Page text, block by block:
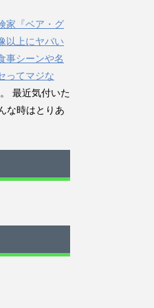
家『ベア・グ
以上にヤバい
事シーンや名
ってマジな
最近気付いた
な時はとりあ